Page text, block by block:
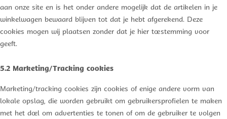
aan onze site en is het onder andere mogelijk dat de artikelen in je
winkelwagen bewaard blijven tot dat je hebt afgerekend. Deze
cookies mogen wij plaatsen zonder dat je hier toestemming voor
geeft.
5.2 Marketing/Tracking cookies
Marketing/tracking cookies zijn cookies of enige andere vorm van
lokale opslag, die worden gebruikt om gebruikersprofielen te maken
met het doel om advertenties te tonen of om de gebruiker te volgen